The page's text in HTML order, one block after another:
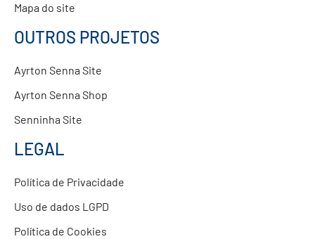
Mapa do site
OUTROS PROJETOS
Ayrton Senna Site
Ayrton Senna Shop
Senninha Site
LEGAL
Política de Privacidade
Uso de dados LGPD
Política de Cookies